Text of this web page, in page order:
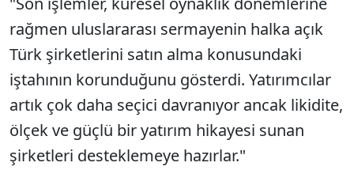
rağmen uluslararası sermayenin halka açık
Türk şirketlerini satın alma konusundaki
iştahının korunduğunu gösterdi. Yatırımcılar
artık çok daha seçici davranıyor ancak likidite,
ölçek ve güçlü bir yatırım hikayesi sunan
şirketleri desteklemeye hazırlar."